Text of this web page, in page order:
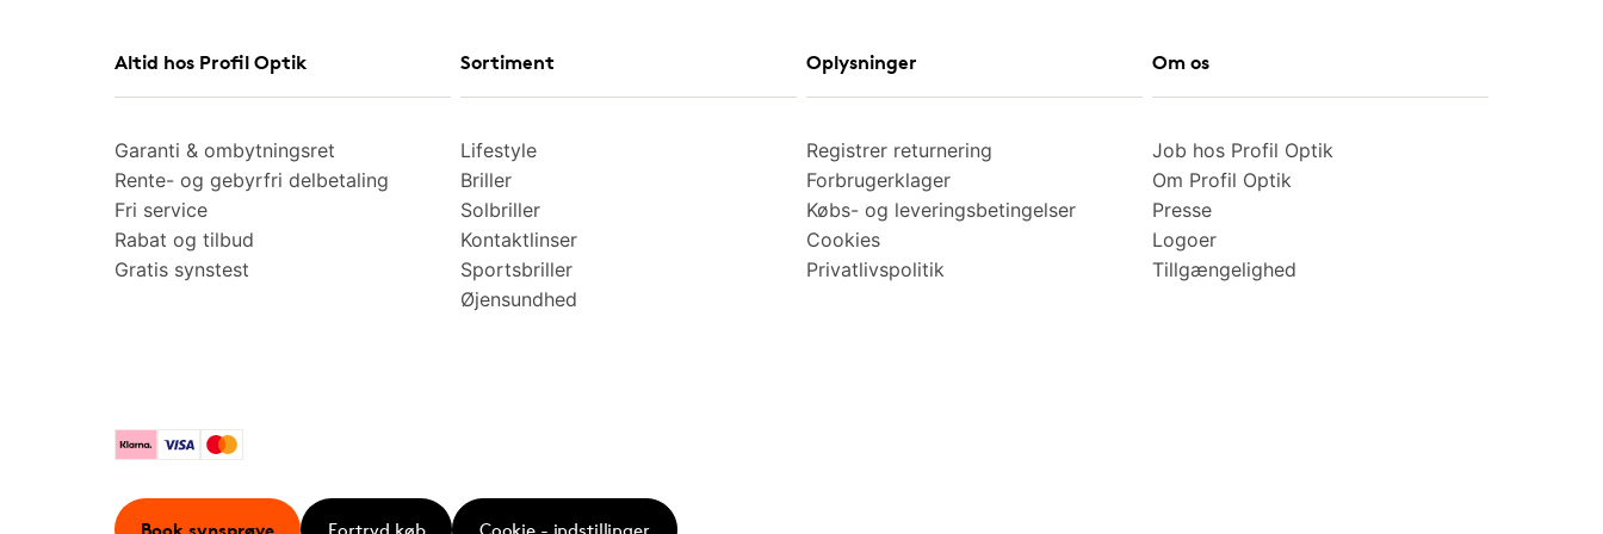
Altid hos Profil Optik
Garanti & ombytningsret
Rente- og gebyrfri delbetaling
Fri service
Rabat og tilbud
Gratis synstest
Sortiment
Lifestyle
Briller
Solbriller
Kontaktlinser
Sportsbriller
Øjensundhed
Oplysninger
Registrer returnering
Forbrugerklager
Købs- og leveringsbetingelser
Cookies
Privatlivspolitik
Om os
Job hos Profil Optik
Om Profil Optik
Presse
Logoer
Tillgængelighed
KlarnaVisa Mastercard